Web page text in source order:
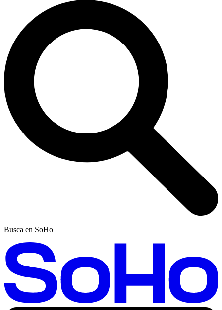
Busca en SoHo